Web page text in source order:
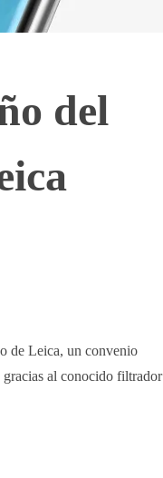
del
de Leica, un convenio
al conocido filtrador